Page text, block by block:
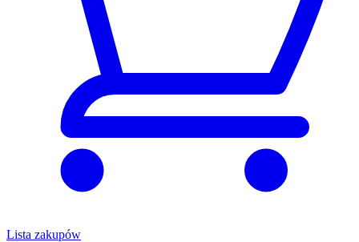
Lista zakupów